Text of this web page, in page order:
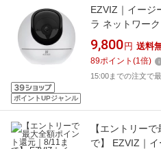
ポイントUPジャンル
EZVIZ｜イージ
ラ ネットワー
2K+高画質 有線
C6 [有線・無線
9,800 円 送料
89ポイント (1倍)
15:00までの注文で
【エントリー
で】 EZVIZ｜イ